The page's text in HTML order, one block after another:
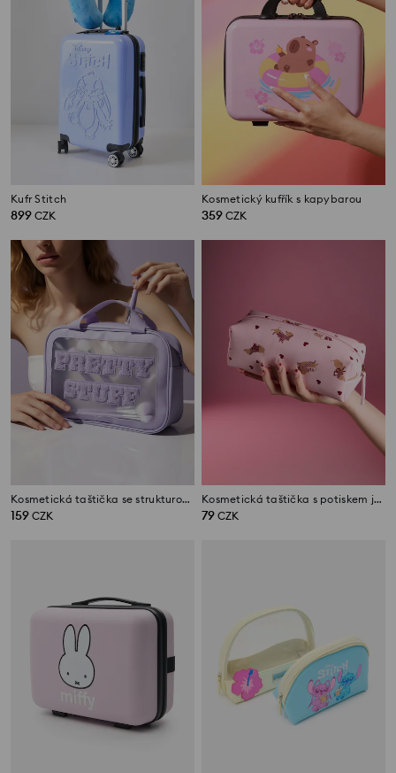
Kufr Stitch
899 CZK
Kosmetický kufřík s kapybarou
359 CZK
Kosmetická taštička se strukturovaným nápisem
159 CZK
Kosmetická taštička s potiskem jezevčíků
79 CZK